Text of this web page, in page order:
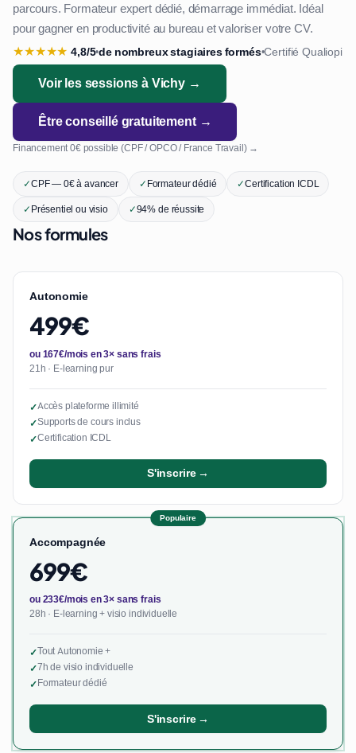
parcours. Formateur expert dédié, démarrage immédiat. Idéal
pour gagner en productivité au bureau et valoriser votre CV.
★★★★★ 4,8/5•de nombreux stagiaires formés•Certifié Qualiopi
Voir les sessions à Vichy →
Être conseillé gratuitement →
Financement 0€ possible (CPF / OPCO / France Travail) →
✓CPF — 0€ à avancer ✓Formateur dédié ✓Certification ICDL
✓Présentiel ou visio ✓94% de réussite
Nos formules
Autonomie
499€
ou 167€/mois en 3× sans frais
21h · E-learning pur
✓Accès plateforme illimité
✓Supports de cours inclus
✓Certification ICDL
S'inscrire →
Populaire
Accompagnée
699€
ou 233€/mois en 3× sans frais
28h · E-learning + visio individuelle
✓Tout Autonomie +
✓7h de visio individuelle
✓Formateur dédié
S'inscrire →